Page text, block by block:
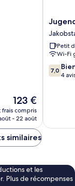
Le
nouveau
prix
de
123 €
frais compris
- 22 août
Jugend
Hotel
Petit
Wi-Fi
7.0
sur
7,0
4
similaires
et les
Plus de récompenses